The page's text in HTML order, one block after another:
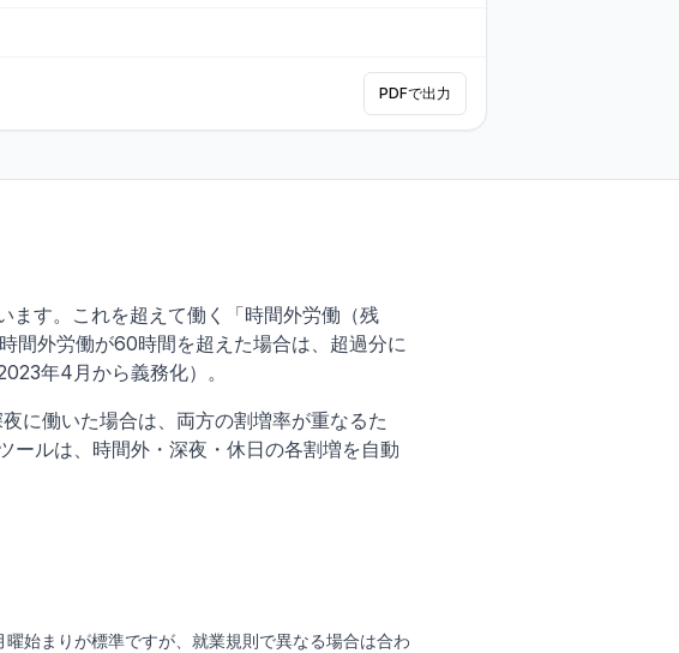
PDFで出力
ます。これを超えて働く「時間外労働（残
間外労働が60時間を超えた場合は、超過分に
年4月から義務化）。
に働いた場合は、両方の割増率が重なるた
ールは、時間外・深夜・休日の各割増を自動
始まりが標準ですが、就業規則で異なる場合は合わ